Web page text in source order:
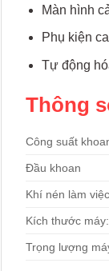
Màn hình
Phụ kiện
Tự động
Thông
Công suất
Đầu khoan
Khí nén làm việc
Kích thước máy:
Trọng lượng